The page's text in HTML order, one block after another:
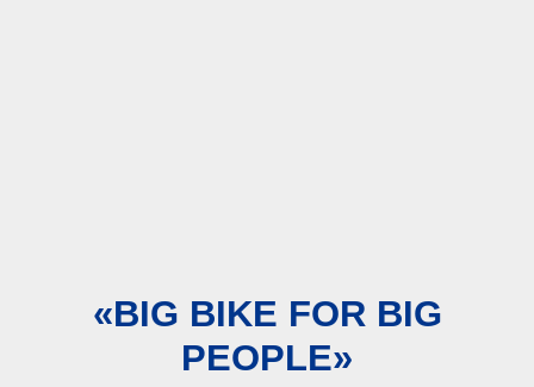
«BIG BIKE FOR BIG
PEOPLE»